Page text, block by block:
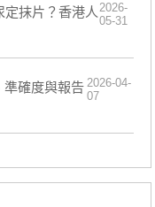
抹片？香港人 2026-
05-31
準確度與報告 2026-04-
07